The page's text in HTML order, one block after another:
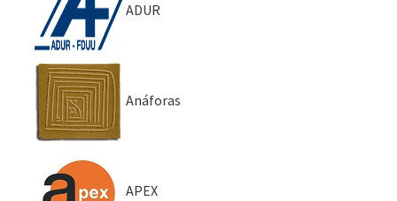
ADUR
Anáforas
APEX